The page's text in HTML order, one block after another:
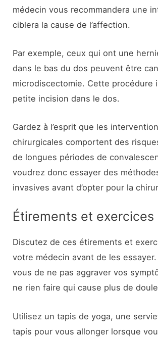
médecin vous recommandera une
ciblera la cause de l’affection.
Par exemple, ceux qui ont une
dans le bas du dos peuvent être
microdiscectomie. Cette procédure
petite incision dans le dos.
Gardez à l’esprit que les
chirurgicales comportent des
de longues périodes de
voudrez donc essayer des
invasives avant d’opter pour la
Étirements et exercices
Discutez de ces étirements et
votre médecin avant de les
vous de ne pas aggraver vos
ne rien faire qui cause plus de
Utilisez un tapis de yoga, une
tapis pour vous allonger lorsque